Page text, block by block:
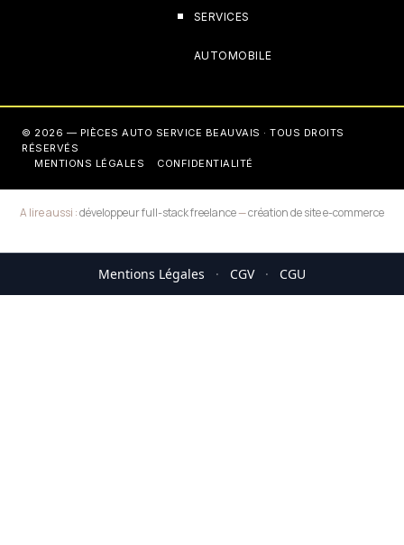
SERVICES
AUTOMOBILE
© 2026 — PIÈCES AUTO SERVICE BEAUVAIS · TOUS DROITS
RÉSERVÉS
MENTIONS LÉGALES
CONFIDENTIALITÉ
A lire aussi :développeur full-stack freelance—création de site e-commerce
Mentions Légales · CGV · CGU